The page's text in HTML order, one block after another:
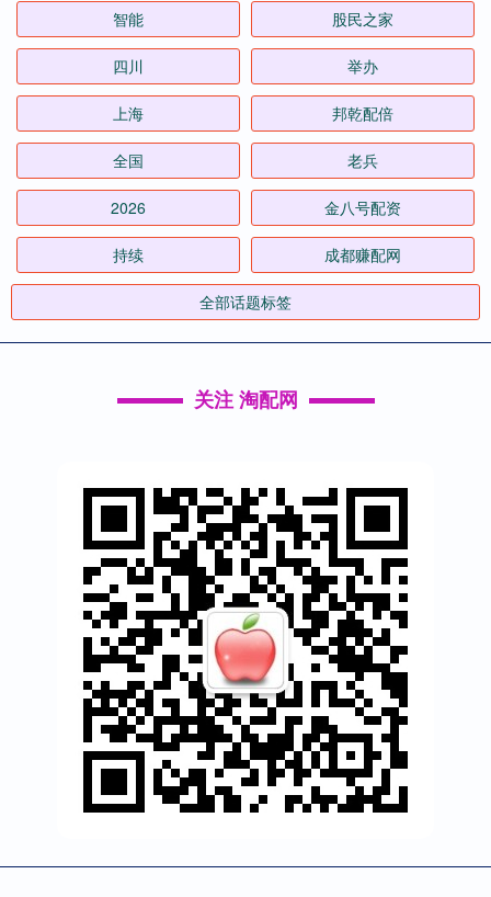
智能 股民之家
四川 举办
上海 邦乾配倍
全国 老兵
2026 金八号配资
持续 成都赚配网
全部话题标签
关注 淘配网